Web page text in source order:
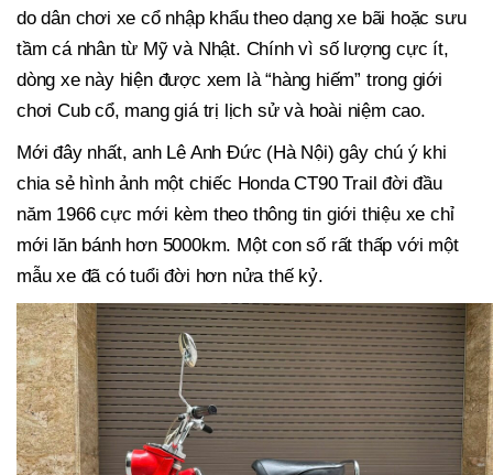
do dân chơi xe cổ nhập khẩu theo dạng xe bãi hoặc sưu
tầm cá nhân từ Mỹ và Nhật. Chính vì số lượng cực ít,
dòng xe này hiện được xem là “hàng hiếm” trong giới
chơi Cub cổ, mang giá trị lịch sử và hoài niệm cao.
Mới đây nhất, anh Lê Anh Đức (Hà Nội) gây chú ý khi
chia sẻ hình ảnh một chiếc Honda CT90 Trail đời đầu
năm 1966 cực mới kèm theo thông tin giới thiệu xe chỉ
mới lăn bánh hơn 5000km. Một con số rất thấp với một
mẫu xe đã có tuổi đời hơn nửa thế kỷ.